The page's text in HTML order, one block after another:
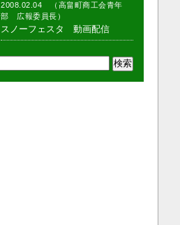
2008.02.04 （高畠町商工会青年
部 広報委員長）
スノーフェスタ 動画配信